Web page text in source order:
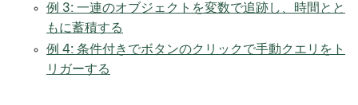
例 3: 一連のオブジェクトを変数で追跡し、時間とと
もに蓄積する
例 4: 条件付きでボタンのクリックで手動クエリをト
リガーする